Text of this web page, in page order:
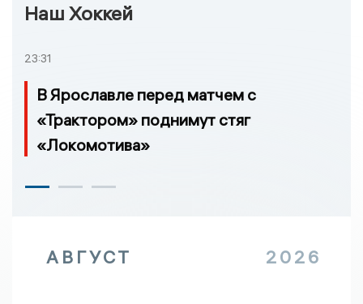
Наш Хоккей
23:31
В Ярославле перед матчем с
«Трактором» поднимут стяг
«Локомотива»
АВГУСТ 2026